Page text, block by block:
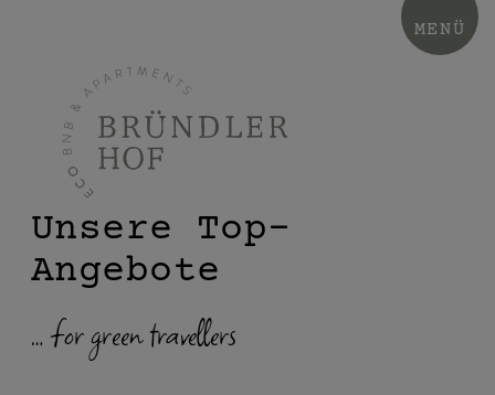
MENÜ
Unsere Top-
Angebote
… for green travellers